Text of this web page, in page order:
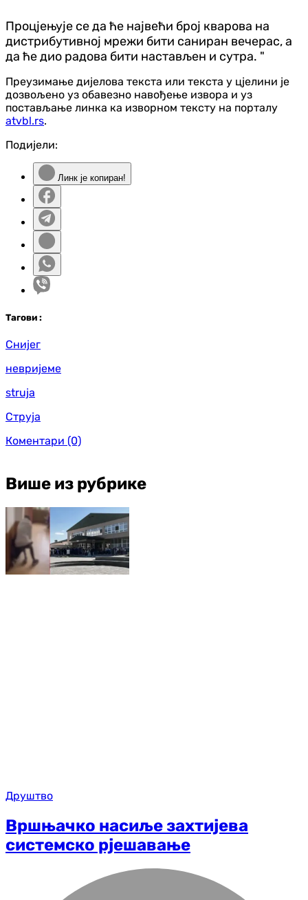
Процјењује се да ће највећи број кварова на
дистрибутивној мрежи бити саниран вечерас, а
да ће дио радова бити настављен и сутра. "
Преузимање дијелова текста или текста у цјелини је
дозвољено уз обавезно навођење извора и уз
постављање линка ка изворном тексту на порталу
atvbl.rs.
Подијели:
Линк је копиран!
Тагови :
Снијег
невријеме
struja
Струја
Коментари (0)
Више из рубрике
Друштво
Вршњачко насиље захтијева
системско рјешавање